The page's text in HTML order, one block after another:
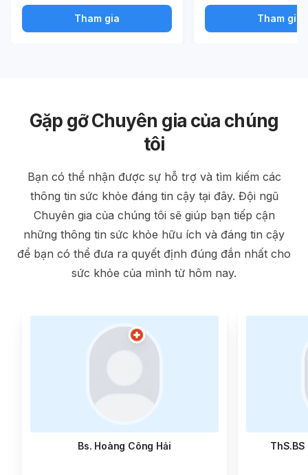
Tham gia Tham gia
Gặp gỡ Chuyên gia của chúng
tôi
Bạn có thể nhận được sự hỗ trợ và tìm kiếm các
thông tin sức khỏe đáng tin cậy tại đây. Đội ngũ
Chuyên gia của chúng tôi sẽ giúp bạn tiếp cận
những thông tin sức khỏe hữu ích và đáng tin cậy
để bạn có thể đưa ra quyết định đúng đắn nhất cho
sức khỏe của mình từ hôm nay.
Bs. Hoàng Công Hải